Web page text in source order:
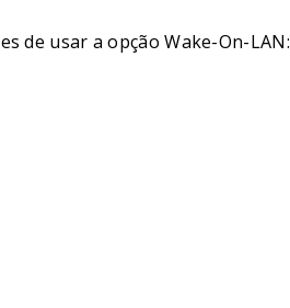
de usar a opção Wake-On-LAN: